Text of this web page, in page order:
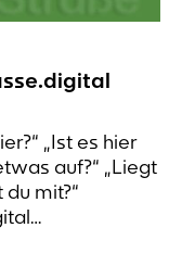
„Ist es hier
auf?“ „Liegt
mit?“